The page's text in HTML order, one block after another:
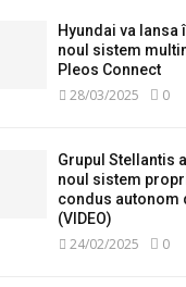
Hyundai va lansa
noul sistem
Pleos Connect
28/03/2025 0
Grupul Stellantis
noul sistem
condus autonom
(VIDEO)
24/02/2025 0